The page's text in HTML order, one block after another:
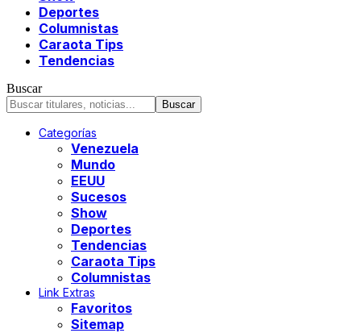
Deportes
Columnistas
Caraota Tips
Tendencias
Buscar
Categorías
Venezuela
Mundo
EEUU
Sucesos
Show
Deportes
Tendencias
Caraota Tips
Columnistas
Link Extras
Favoritos
Sitemap